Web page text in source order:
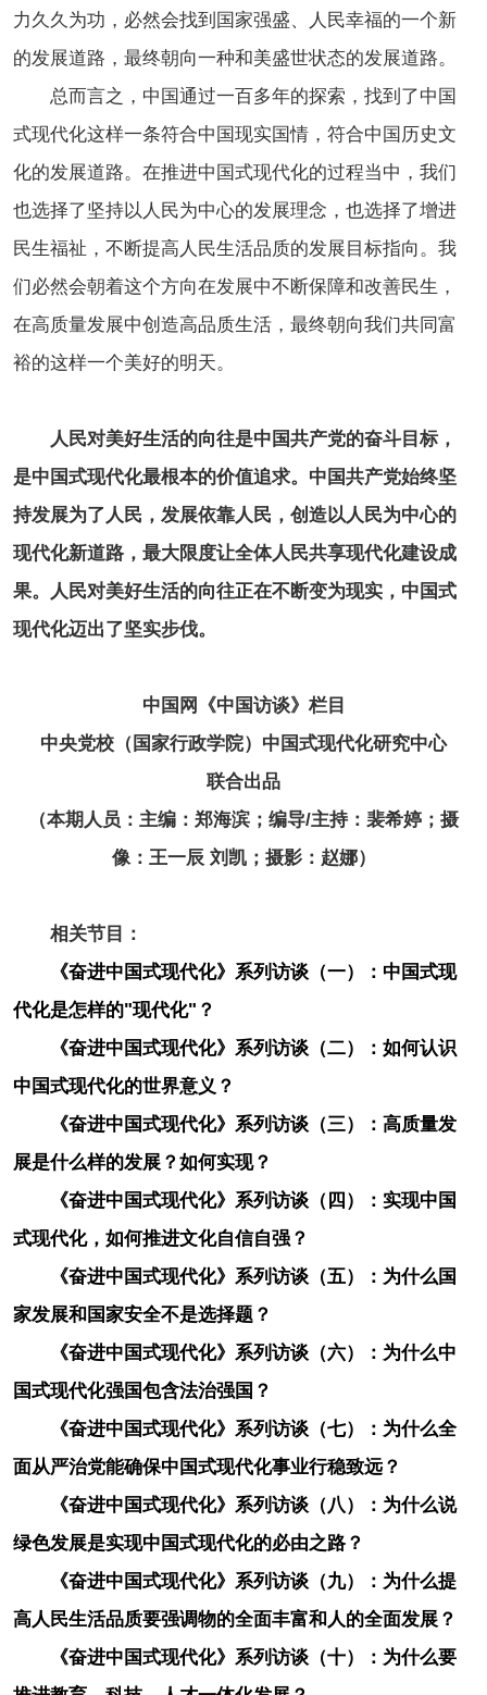
力久久为功，必然会找到国家强盛、人民幸福的一个新
的发展道路，最终朝向一种和美盛世状态的发展道路。
总而言之，中国通过一百多年的探索，找到了中国
式现代化这样一条符合中国现实国情，符合中国历史文
化的发展道路。在推进中国式现代化的过程当中，我们
也选择了坚持以人民为中心的发展理念，也选择了增进
民生福祉，不断提高人民生活品质的发展目标指向。我
们必然会朝着这个方向在发展中不断保障和改善民生，
在高质量发展中创造高品质生活，最终朝向我们共同富
裕的这样一个美好的明天。
人民对美好生活的向往是中国共产党的奋斗目标，
是中国式现代化最根本的价值追求。中国共产党始终坚
持发展为了人民，发展依靠人民，创造以人民为中心的
现代化新道路，最大限度让全体人民共享现代化建设成
果。人民对美好生活的向往正在不断变为现实，中国式
现代化迈出了坚实步伐。
中国网《中国访谈》栏目
中央党校（国家行政学院）中国式现代化研究中心
联合出品
（本期人员：主编：郑海滨；编导/主持：裴希婷；摄
像：王一辰 刘凯；摄影：赵娜）
相关节目：
《奋进中国式现代化》系列访谈（一）：中国式现
代化是怎样的"现代化"？
《奋进中国式现代化》系列访谈（二）：如何认识
中国式现代化的世界意义？
《奋进中国式现代化》系列访谈（三）：高质量发
展是什么样的发展？如何实现？
《奋进中国式现代化》系列访谈（四）：实现中国
式现代化，如何推进文化自信自强？
《奋进中国式现代化》系列访谈（五）：为什么国
家发展和国家安全不是选择题？
《奋进中国式现代化》系列访谈（六）：为什么中
国式现代化强国包含法治强国？
《奋进中国式现代化》系列访谈（七）：为什么全
面从严治党能确保中国式现代化事业行稳致远？
《奋进中国式现代化》系列访谈（八）：为什么说
绿色发展是实现中国式现代化的必由之路？
《奋进中国式现代化》系列访谈（九）：为什么提
高人民生活品质要强调物的全面丰富和人的全面发展？
《奋进中国式现代化》系列访谈（十）：为什么要